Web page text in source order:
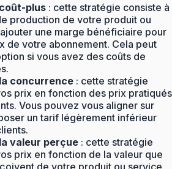
plus : cette stratégie consiste à
production de votre produit ou
une marge bénéficiaire pour
de votre abonnement. Cela peut
si vous avez des coûts de
concurrence : cette stratégie
prix en fonction des prix pratiqués
Vous pouvez vous aligner sur
un tarif légèrement inférieur
valeur perçue : cette stratégie
prix en fonction de la valeur que
de votre produit ou service.